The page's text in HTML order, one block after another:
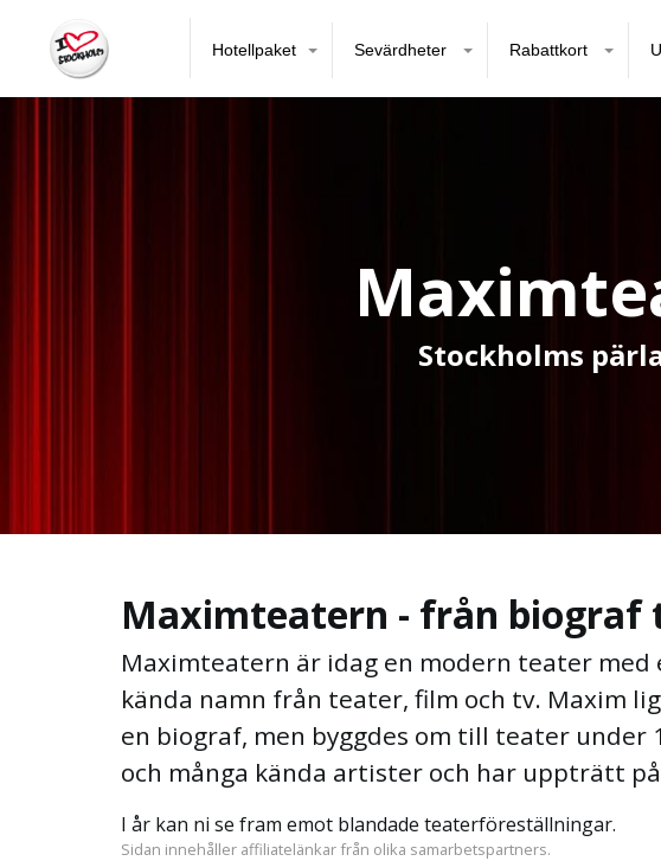
Hotellpaket Sevärdheter Rabattkort
Stockholms
Maximteatern - från biograf
Maximteatern är idag en modern teater med
kända namn från teater, film och tv. Maxim
en biograf, men byggdes om till teater
och många kända artister och har uppträtt
I år kan ni se fram emot blandade teaterföreställningar.
Sidan innehåller affiliatelänkar från olika samarbetspartners.